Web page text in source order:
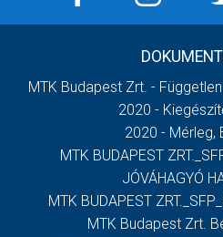
MTK Budapest Zrt. -
2020 -
2020 - Mérleg,
MTK BUDAPEST
JÓVÁHAGYÓ
MTK BUDAPEST
MTK Budapest Zrt.